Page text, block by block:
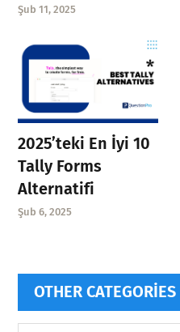
Şub 11, 2025
2025’teki En İyi 10
Tally Forms
Alternatifi
Şub 6, 2025
OTHER CATEGORIES